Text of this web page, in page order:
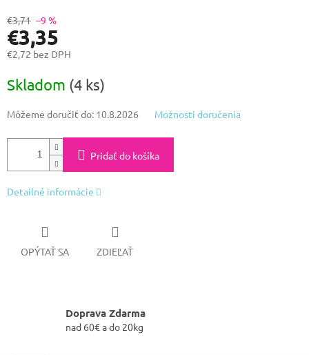
€3,71 –9 %
€3,35
€2,72 bez DPH
cena:
Skladom (4 ks)
Môžeme doručiť do: 10.8.2026 Možnosti doručenia
Pridať do košíka
Detailné informácie
OPÝTAŤ SA ZDIEĽAŤ
Doprava Zdarma
nad 60€ a do 20kg